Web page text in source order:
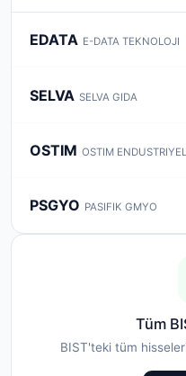
EDATA E-DATA TEKNOLOJI
SELVA SELVA GIDA
OSTIM OSTIM
PSGYO PASIFIK GMYO
Tüm
BIST'teki tüm